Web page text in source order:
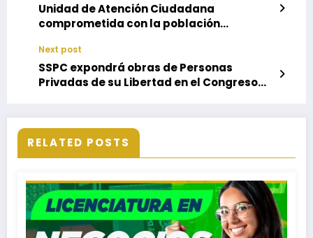
Unidad de Atención Ciudadana
comprometida con la población
Next post
SSPC expondrá obras de Personas
Privadas de su Libertad en el Congreso
RELATED POSTS